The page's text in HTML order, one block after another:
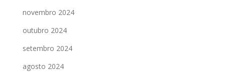
novembro 2024
outubro 2024
setembro 2024
agosto 2024